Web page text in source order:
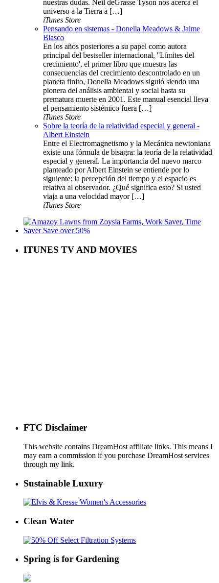
nuestras dudas. Neil deGrasse Tyson nos acerca el
universo a la Tierra a […]
iTunes Store
Pensando en sistemas - Donella Meadows & Jaime
Blasco
En los años posteriores a su papel como autora
principal del bestseller internacional, ''Límites del
crecimiento', el primer libro que muestra las
consecuencias del crecimiento descontrolado en un
planeta finito, Donella Meadows siguió siendo una
pionera del análisis ambiental y social hasta su
prematura muerte en 2001. Este manual esencial lleva
el pensamiento sistémico fuera […]
iTunes Store
Sobre la teoría de la relatividad especial y general -
Albert Einstein
Entre el Electromagnetismo y la Mecánica newtoniana
existe una fórmula de bisagra: la teoría de la relatividad
especial y general. La importancia del nuevo marco
planteado por Albert Einstein se entiende por lo
siguiente: la percepción del tiempo y el espacio es
relativa al observador. ¿Qué significa esto? Si usted
viaja a una velocidad mayor […]
iTunes Store
ITUNES TV AND MOVIES
FTC Disclaimer
This website contains DreamHost affiliate links. This means I
may earn a commission if you purchase DreamHost services
through my link.
Sustainable Luxury
Clean Water
Spring is for Gardening